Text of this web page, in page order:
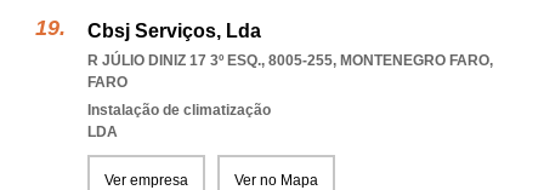
Cbsj Serviços, Lda
R JÚLIO DINIZ 17 3º ESQ., 8005-255, MONTENEGRO FARO,
FARO
Instalação de climatização
LDA
Ver empresa Ver no Mapa